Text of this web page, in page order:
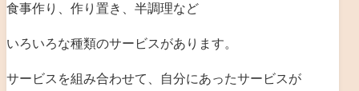
食事作り、作り置き、半調理など
いろいろな種類のサービスがあります。
サービスを組み合わせて、自分にあったサービスが